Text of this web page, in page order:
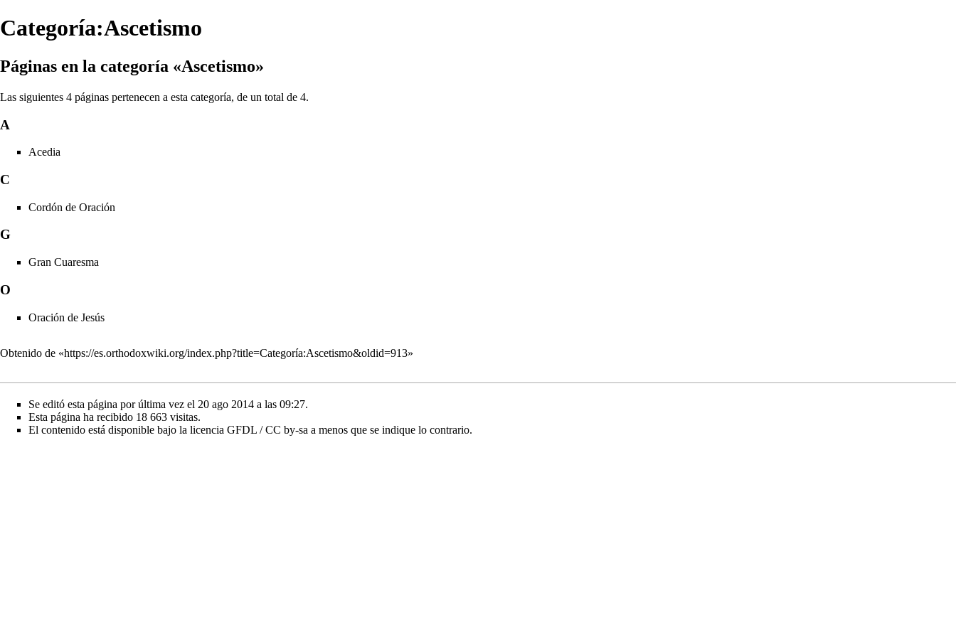
Categoría:Ascetismo
Páginas en la categoría «Ascetismo»
Las siguientes 4 páginas pertenecen a esta categoría, de un total de 4.
A
Acedia
C
Cordón de Oración
G
Gran Cuaresma
O
Oración de Jesús
Obtenido de «https://es.orthodoxwiki.org/index.php?title=Categoría:Ascetismo&oldid=913»
Se editó esta página por última vez el 20 ago 2014 a las 09:27.
Esta página ha recibido 18 663 visitas.
El contenido está disponible bajo la licencia GFDL / CC by-sa a menos que se indique lo contrario.